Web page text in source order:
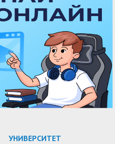
УНИВЕРСИТЕТ